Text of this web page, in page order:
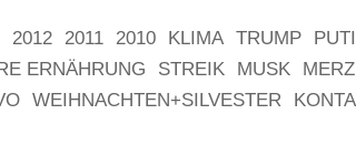
2012 2011 2010 KLIMA TRUMP
ERNÄHRUNG STREIK MUSK MERZ
WEIHNACHTEN+SILVESTER